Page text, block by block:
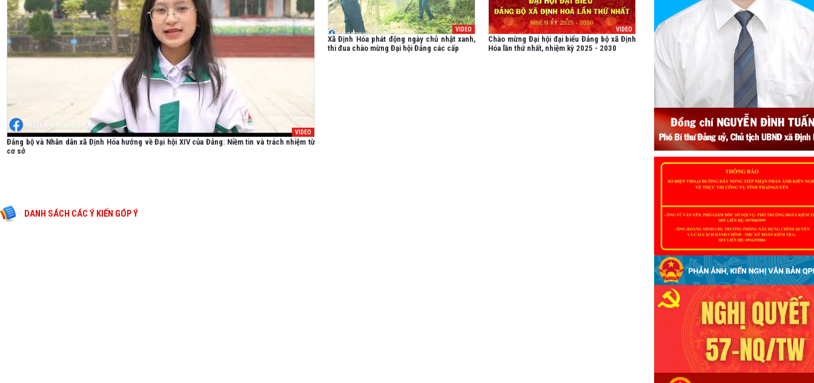
VIDEO
Đảng bộ và Nhân dân xã Định Hóa hướng về Đại hội XIV của Đảng: Niềm tin và trách nhiệm từ
cơ sở
VIDEO
Xã Định Hóa phát động ngày chủ nhật xanh,
thi đua chào mừng Đại hội Đảng các cấp
VIDEO
Chào mừng Đại hội đại biểu Đảng bộ xã Định
Hóa lần thứ nhất, nhiệm kỳ 2025 - 2030
DANH SÁCH CÁC Ý KIẾN GÓP Ý